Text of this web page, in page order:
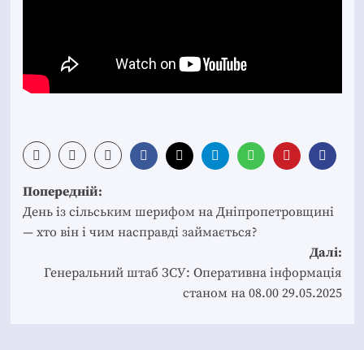
Post
navigation
Попередній:
День із сільським шерифом на Дніпропетровщині
— хто він і чим насправді займається?
Далі:
Генеральний штаб ЗСУ: Оперативна інформація
станом на 08.00 29.05.2025